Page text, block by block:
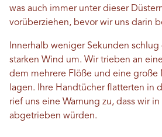
was auch immer unter dieser
vorüberziehen, bevor wir uns darin
Innerhalb weniger Sekunden
starken Wind um. Wir trieben an
dem mehrere Flöße und eine große
lagen. Ihre Handtücher flatterten in
rief uns eine Warnung zu, dass wir
abgetrieben würden.